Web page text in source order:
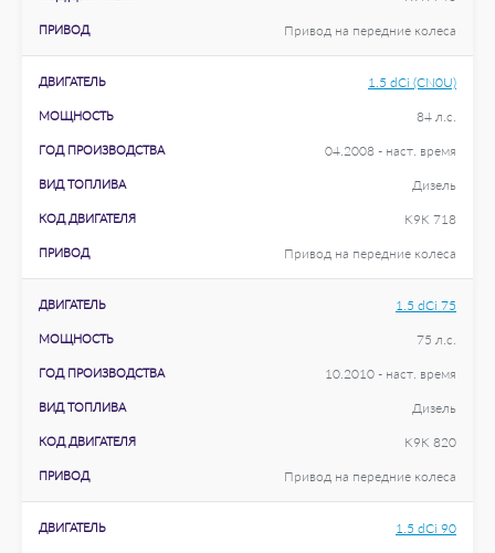
ПРИВОД Привод на передние колеса
ДВИГАТЕЛЬ 1.5 dCi (CN0U)
МОЩНОСТЬ 84 л.с.
ГОД ПРОИЗВОДСТВА 04.2008 - наст. время
ВИД ТОПЛИВА Дизель
КОД ДВИГАТЕЛЯ K9K 718
ПРИВОД Привод на передние колеса
ДВИГАТЕЛЬ 1.5 dCi 75
МОЩНОСТЬ 75 л.с.
ГОД ПРОИЗВОДСТВА 10.2010 - наст. время
ВИД ТОПЛИВА Дизель
КОД ДВИГАТЕЛЯ K9K 820
ПРИВОД Привод на передние колеса
ДВИГАТЕЛЬ 1.5 dCi 90